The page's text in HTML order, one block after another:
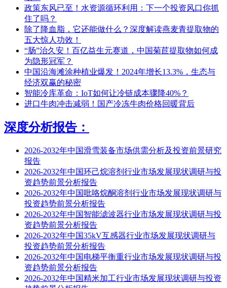
政策东风已至！水资源循环利用：下一个投资风口你抓
住了吗？
除了降血脂，它还能做什么？深度解读燕麦青提取物的
五大惊人功效！
“肠”治久安！百亿益生元赛道，中国菊苣提取物如何成
为隐形冠军？
中国沿海滩涂种植业爆发！2024年增长13.3%，生态与
经济双赢的秘密
智能冷库革命：IoT如何让冷链成本骤降40%？
进口牛肉冲击减弱！国产冷冻牛肉价格回暖背后
深度分析报告：
2026-2032年中国滑雪装备市场供需分析及投资前景研究
报告
2026-2032年中国环己烷溶剂行业市场发展现状调研与投
资趋势前景分析报告
2026-2032年中国吡咯烷酮溶剂行业市场发展现状调研与
投资趋势前景分析报告
2026-2032年中国智能滤波器行业市场发展现状调研与投
资趋势前景分析报告
2026-2032年中国35kV互感器行业市场发展现状调研与
投资趋势前景分析报告
2026-2032年中国电梯平衡重行业市场发展现状调研与投
资趋势前景分析报告
2026-2032年中国精米加工行业市场发展现状调研与投资